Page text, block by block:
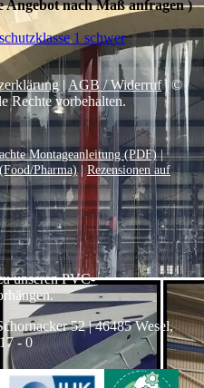
nach Maß anfragen )
1 schwer
| AGB / Widerruf| ©
vorbehalten.
Montageanleitung (PDF)|
Pharma)|Rezensionen auf
unseren PVC-
52 | 46485 Wesel,
- 0